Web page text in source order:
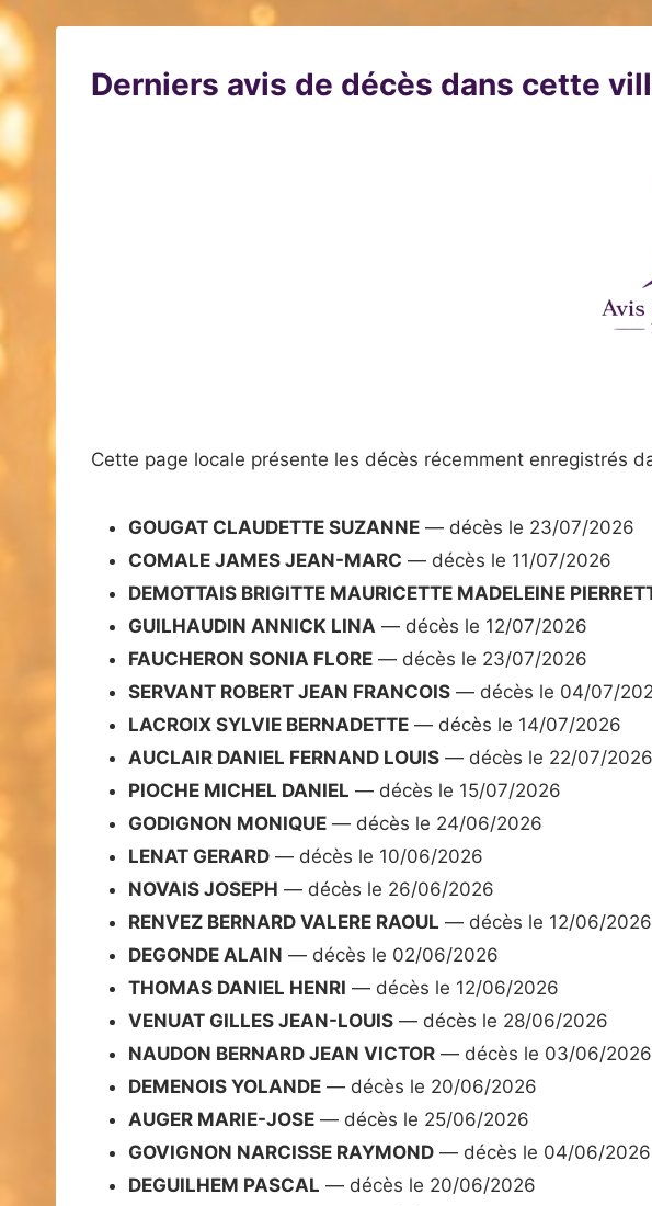
Derniers avis de décès dans cette
Cette page locale présente les décès récemment enregistrés
GOUGAT CLAUDETTE SUZANNE — décès le 23/07/2026
COMALE JAMES JEAN-MARC — décès le 11/07/2026
DEMOTTAIS BRIGITTE MAURICETTE MADELEINE
GUILHAUDIN ANNICK LINA — décès le 12/07/2026
FAUCHERON SONIA FLORE — décès le 23/07/2026
SERVANT ROBERT JEAN FRANCOIS — décès le 04/07/
LACROIX SYLVIE BERNADETTE — décès le 14/07/2026
AUCLAIR DANIEL FERNAND LOUIS — décès le 22/07/2026
PIOCHE MICHEL DANIEL — décès le 15/07/2026
GODIGNON MONIQUE — décès le 24/06/2026
LENAT GERARD — décès le 10/06/2026
NOVAIS JOSEPH — décès le 26/06/2026
RENVEZ BERNARD VALERE RAOUL — décès le 12/06/2026
DEGONDE ALAIN — décès le 02/06/2026
THOMAS DANIEL HENRI — décès le 12/06/2026
VENUAT GILLES JEAN-LOUIS — décès le 28/06/2026
NAUDON BERNARD JEAN VICTOR — décès le 03/06/2026
DEMENOIS YOLANDE — décès le 20/06/2026
AUGER MARIE-JOSE — décès le 25/06/2026
GOVIGNON NARCISSE RAYMOND — décès le 04/06/2026
DEGUILHEM PASCAL — décès le 20/06/2026